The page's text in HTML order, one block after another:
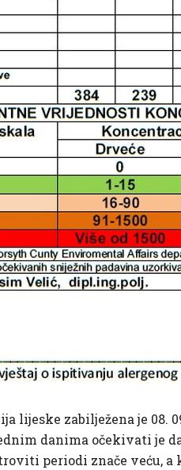
lijeske zabilježena je 08.
danima očekivati je
periodi znače veću,